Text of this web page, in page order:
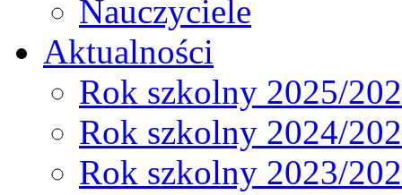
Nauczyciele
Aktualności
Rok szkolny 2025/
Rok szkolny 2024/
Rok szkolny 2023/